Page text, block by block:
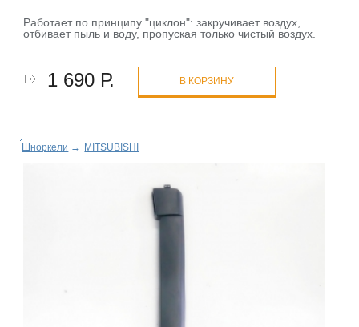
Работает по принципу "циклон": закручивает воздух,
отбивает пыль и воду, пропуская только чистый воздух.
1 690 Р. В КОРЗИНУ
Шноркели → MITSUBISHI